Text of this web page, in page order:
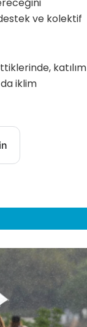
ve kolektif
katılım
iklim